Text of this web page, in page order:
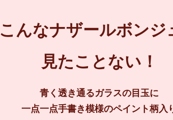
こんなナザールボンジ
見たことない！
青く透き通るガラスの目玉に
一点一点手書き模様のペイント柄入